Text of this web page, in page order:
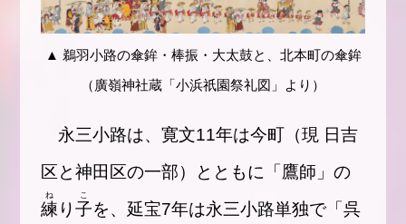
▲ 鵜羽小路の傘鉾・棒振・大太鼓と、北本町の傘鉾
（廣嶺神社蔵「小浜祇園祭礼図」より）
永三小路は、寛文11年は今町（現 日吉
区と神田区の一部）とともに「鷹師」の
練
ね
り子
こ
を、延宝7年は永三小路単独で「呉